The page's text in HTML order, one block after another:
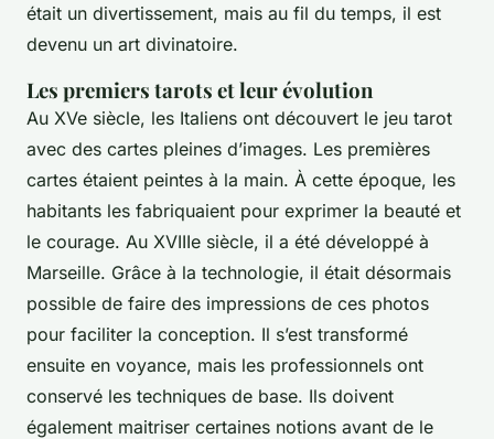
était un divertissement, mais au fil du temps, il est
devenu un art divinatoire.
Les premiers tarots et leur évolution
Au XVe siècle, les Italiens ont découvert le jeu tarot
avec des cartes pleines d’images. Les premières
cartes étaient peintes à la main. À cette époque, les
habitants les fabriquaient pour exprimer la beauté et
le courage. Au XVIIIe siècle, il a été développé à
Marseille. Grâce à la technologie, il était désormais
possible de faire des impressions de ces photos
pour faciliter la conception. Il s’est transformé
ensuite en voyance, mais les professionnels ont
conservé les techniques de base. Ils doivent
également maitriser certaines notions avant de le